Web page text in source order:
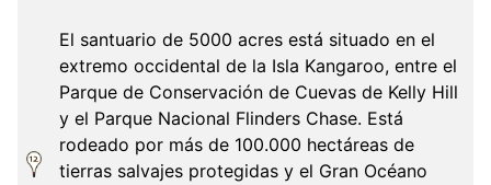
El santuario de 5000 acres está situado en el
extremo occidental de la Isla Kangaroo, entre el
Parque de Conservación de Cuevas de Kelly Hill
y el Parque Nacional Flinders Chase. Está
rodeado por más de 100.000 hectáreas de
tierras salvajes protegidas y el Gran Océano